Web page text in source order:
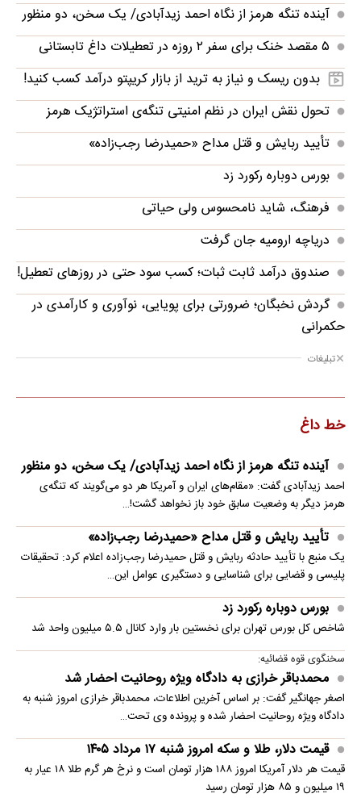
آینده تنگه هرمز از نگاه احمد زیدآبادی/ یک سخن، دو منظور
۵ مقصد خنک برای سفر ۲ روزه در تعطیلات داغ تابستانی
بدون ریسک و نیاز به ترید از بازار کریپتو درآمد کسب کنید!
تحول نقش ایران در نظم امنیتی تنگه‌ی استراتژیک هرمز
تأیید ربایش و قتل مداح «حمیدرضا رجب‌زاده»
بورس دوباره رکورد زد
فرهنگ، شاید نامحسوس ولی حیاتی
دریاچه ارومیه جان گرفت
صندوق درآمد ثابت ثبات؛ کسب سود حتی در روزهای تعطیل!
گردش نخبگان؛ ضرورتی برای پویایی، نوآوری و کارآمدی در
حکمرانی
تبلیغات
خط داغ
آینده تنگه هرمز از نگاه احمد زیدآبادی/ یک سخن، دو منظور
احمد زیدآبادی گفت: «مقام‌های ایران و آمریکا هر دو می‌گویند که تنگه‌ی
هرمز دیگر به وضعیت سابق خود باز نخواهد گشت!…
تأیید ربایش و قتل مداح «حمیدرضا رجب‌زاده»
یک منبع با تأیید حادثه ربایش و قتل حمیدرضا رجب‌زاده اعلام کرد: تحقیقات
پلیسی و قضایی برای شناسایی و دستگیری عوامل این…
بورس دوباره رکورد زد
شاخص کل بورس تهران برای نخستین ‌بار وارد کانال ۵.۵ میلیون واحد شد
سخنگوی قوه قضائیه:
محمدباقر خرازی به دادگاه ویژه روحانیت احضار شد
اصغر جهانگیر گفت: بر اساس آخرین اطلاعات، محمدباقر خرازی امروز شنبه به
دادگاه ویژه روحانیت احضار شده و پرونده وی تحت…
قیمت دلار، طلا و سکه امروز شنبه ۱۷ مرداد ۱۴۰۵
قیمت هر دلار آمریکا امروز ۱۸۸ هزار تومان است و نرخ هر گرم طلا ۱۸ عیار به
۱۹ میلیون و ۸۵ هزار تومان رسید